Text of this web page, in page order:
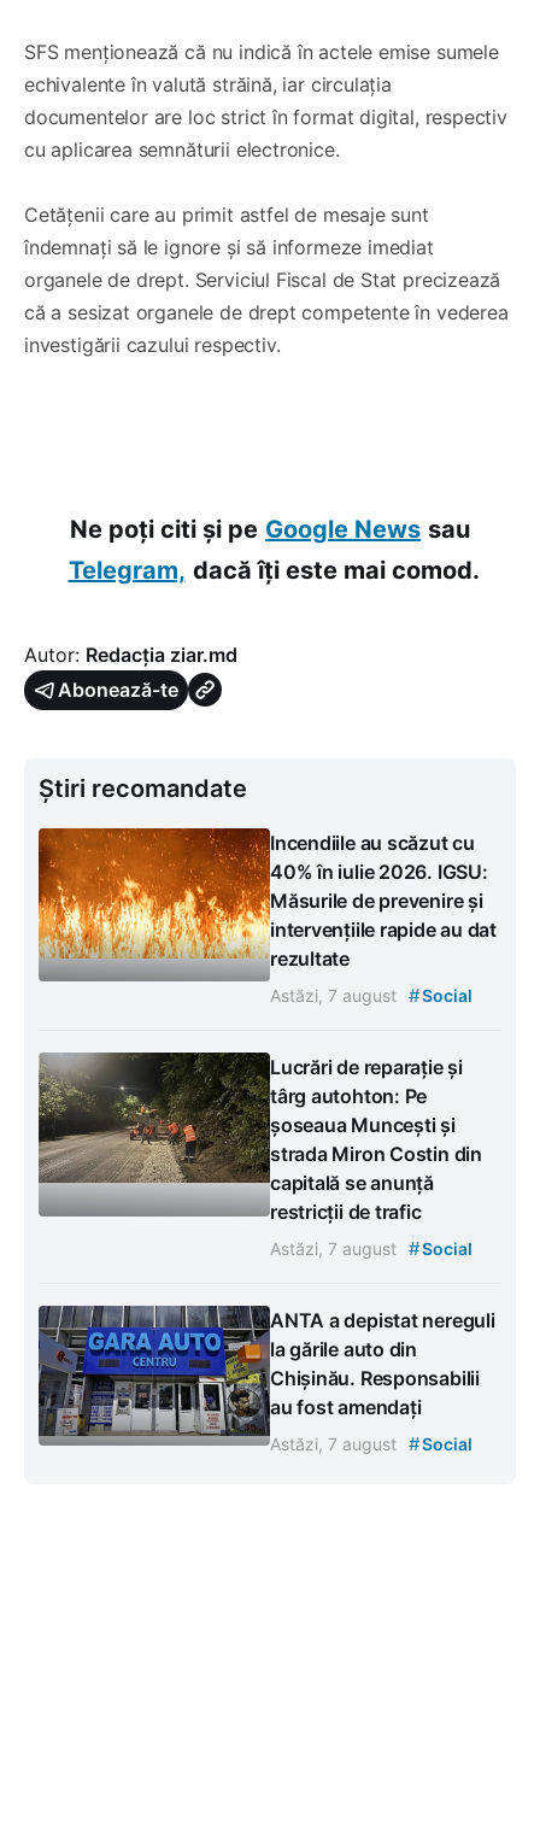
SFS menționează că nu indică în actele emise sumele
echivalente în valută străină, iar circulația
documentelor are loc strict în format digital, respectiv
cu aplicarea semnăturii electronice.
Cetățenii care au primit astfel de mesaje sunt
îndemnați să le ignore și să informeze imediat
organele de drept. Serviciul Fiscal de Stat precizează
că a sesizat organele de drept competente în vederea
investigării cazului respectiv.
Ne poți citi și pe Google News sau
Telegram, dacă îți este mai comod.
Autor: Redacția ziar.md
Abonează-te
Știri recomandate
Incendiile au scăzut cu
40% în iulie 2026. IGSU:
Măsurile de prevenire și
intervențiile rapide au dat
rezultate
Astăzi, 7 august #Social
Lucrări de reparație și
târg autohton: Pe
șoseaua Muncești și
strada Miron Costin din
capitală se anunță
restricții de trafic
Astăzi, 7 august #Social
ANTA a depistat nereguli
la gările auto din
Chișinău. Responsabilii
au fost amendați
Astăzi, 7 august #Social